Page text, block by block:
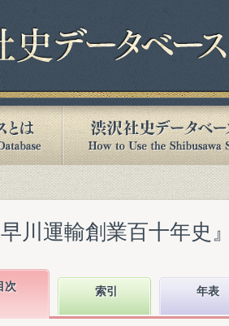
川運輸創業百十年史
次 索引 年表